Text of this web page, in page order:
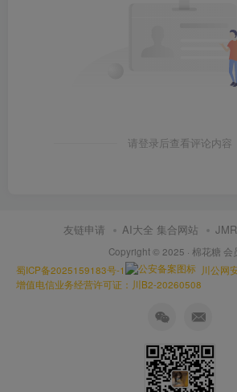
请登录后查看评论内容
友链申请 AI大全 集合网站
Copyright © 2025 · 棉花糖 会
蜀ICP备2025159183号-1
川公网
增值电信业务经营许可证：川B2-20260508